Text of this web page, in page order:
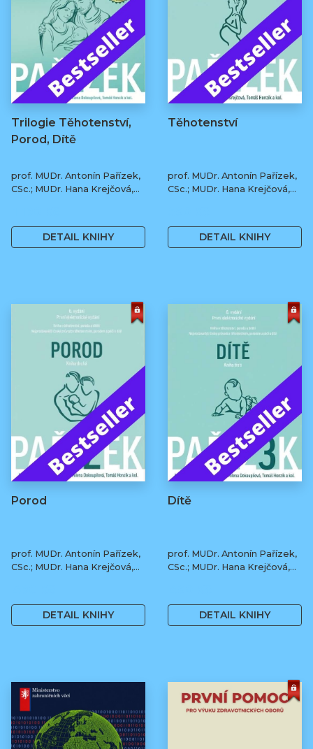
Trilogie Těhotenství,
Porod, Dítě
prof. MUDr. Antonín Pařízek,
CSc.; MUDr. Hana Krejčová,
Tomáš Honzík, Ph.D. a kol.
DETAIL KNIHY
Těhotenství
prof. MUDr. Antonín Pařízek,
CSc.; MUDr. Hana Krejčová,
DETAIL KNIHY
Porod
prof. MUDr. Antonín Pařízek,
CSc.; MUDr. Hana Krejčová,
Tomáš Honzík, Ph.D. a kol.
DETAIL KNIHY
Dítě
prof. MUDr. Antonín Pařízek,
CSc.; MUDr. Hana Krejčová,
Tomáš Honzík, Ph.D. a kol.
DETAIL KNIHY